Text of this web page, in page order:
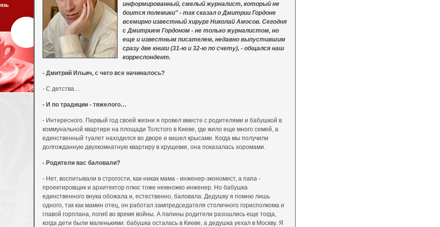
информированный, смелый журналист, который не
боится полемики" - так сказал о Дмитрии Гордоне
всемирно известный хирург Николай Амосов. Сегодня
с Дмитрием Гордоном - не только журналистом, но
еще и известным писателем, недавно выпустившим
сразу две книги (31-ю и 32-ю по счету), - общался наш
корреспондент.
- Дмитрий Ильич, с чего все начиналось?
- С детства…
- И по традиции - тяжелого…
- Интересного. Первый год своей жизни я провел вместе с родителями и бабушкой в
коммунальной квартире на площади Толстого в Киеве, где жило еще много семей, а
единственный туалет находился во дворе и кишел крысами. Когда мы получили
долгожданную двухкомнатную квартиру в хрущевке, она показалась хоромами.
- Родители вас баловали?
- Нет, воспитывали в строгости, как-никак мама - инженер-экономист, а папа -
проектировщик и архитектор плюс тоже немножко инженер. Но бабушка
единственного внука обожала и, естественно, баловала. Дедушку я помню лишь
одного, так как мамин отец, он работал зампредседателя столичного горисполкома и
главой горплана, погиб во время войны. А папины родители разошлись еще тогда,
когда дети были маленькими: бабушка осталась в Киеве, а дедушка уехал в Москву. Я